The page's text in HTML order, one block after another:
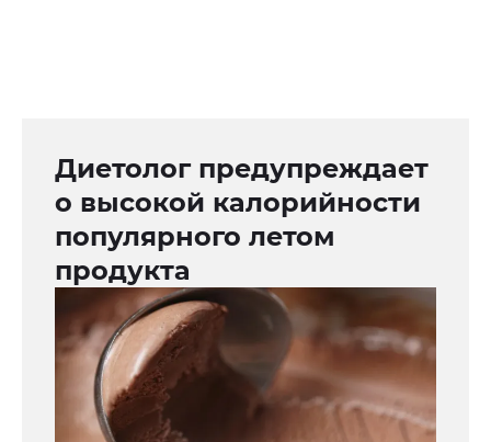
Диетолог предупреждает
о высокой калорийности
популярного летом
продукта